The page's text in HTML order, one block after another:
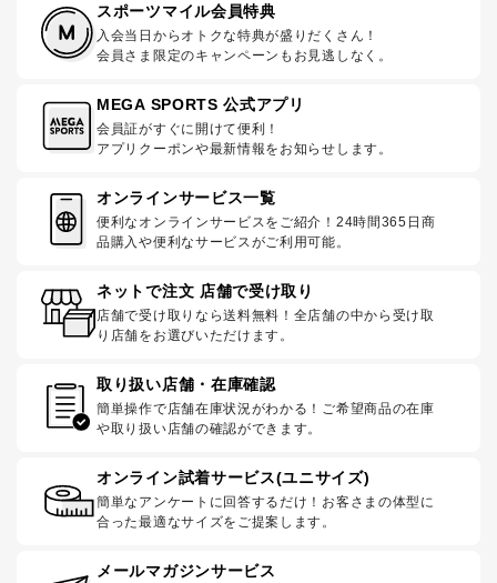
スポーツマイル会員特典
入会当日からオトクな特典が盛りだくさん！
会員さま限定のキャンペーンもお見逃しなく。
MEGA SPORTS 公式アプリ
会員証がすぐに開けて便利！
アプリクーポンや最新情報をお知らせします。
オンラインサービス一覧
便利なオンラインサービスをご紹介！24時間365日商
品購入や便利なサービスがご利用可能。
ネットで注文 店舗で受け取り
店舗で受け取りなら送料無料！全店舗の中から受け取
り店舗をお選びいただけます。
取り扱い店舗・在庫確認
簡単操作で店舗在庫状況がわかる！ご希望商品の在庫
や取り扱い店舗の確認ができます。
オンライン試着サービス(ユニサイズ)
簡単なアンケートに回答するだけ！お客さまの体型に
合った最適なサイズをご提案します。
メールマガジンサービス